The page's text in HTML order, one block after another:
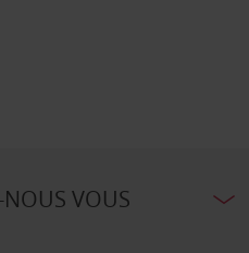
VOUS